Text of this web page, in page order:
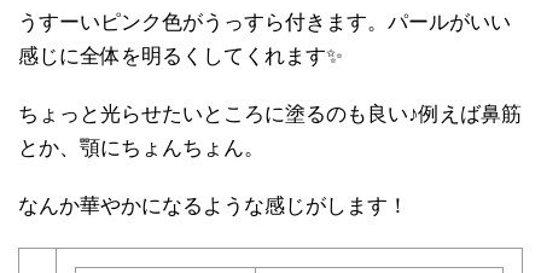
うすーいピンク色がうっすら付きます。パールがいい
感じに全体を明るくしてくれます✨
ちょっと光らせたいところに塗るのも良い♪例えば鼻筋
とか、顎にちょんちょん。
なんか華やかになるような感じがします！